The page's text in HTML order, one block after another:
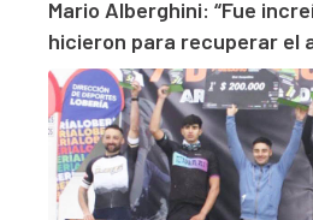
Mario Alberghini: “Fue
hicieron para recuperar el